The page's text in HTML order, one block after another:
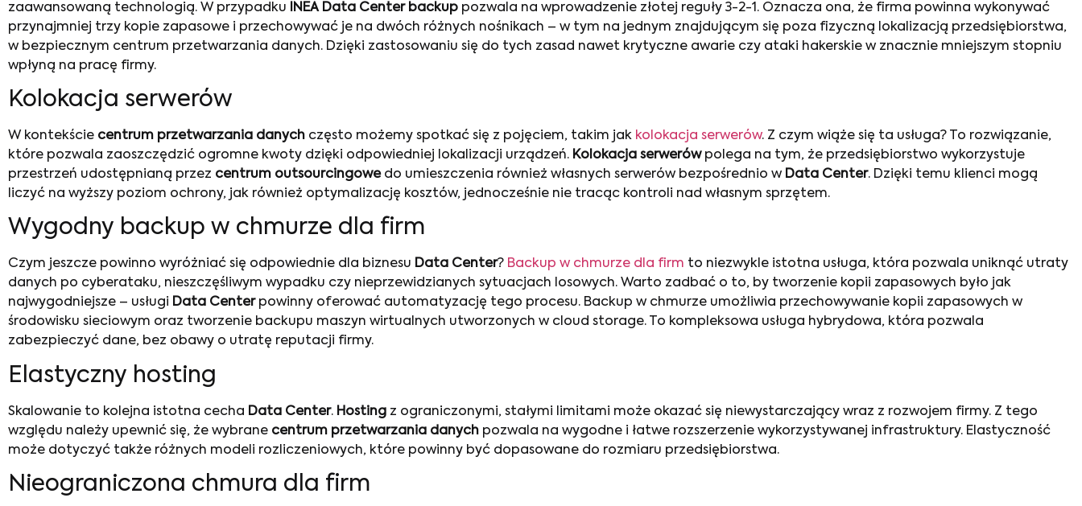
zaawansowaną technologią. W przypadku
INEA Data Center backup pozwala na wprowadzenie złotej reguły 3-2-1. Oznacza ona, że firma powinna wykonywać
przynajmniej trzy kopie zapasowe i przechowywać je na dwóch różnych nośnikach – w tym na jednym znajdującym się poza fizyczną lokalizacją przedsiębiorstwa,
w bezpiecznym centrum przetwarzania danych. Dzięki zastosowaniu się do tych zasad nawet krytyczne awarie czy ataki hakerskie w znacznie mniejszym stopniu
wpłyną na pracę firmy.
Kolokacja serwerów
W kontekście centrum przetwarzania danych często możemy spotkać się z pojęciem, takim jak kolokacja serwerów. Z czym wiąże się ta usługa? To rozwiązanie,
które pozwala zaoszczędzić ogromne kwoty dzięki odpowiedniej lokalizacji urządzeń. Kolokacja serwerówpolega na tym, że przedsiębiorstwo wykorzystuje
przestrzeń udostępnianą przez centrum outsourcingowedo umieszczenia również własnych serwerów bezpośrednio w Data Center. Dzięki temu klienci mogą
liczyć na wyższy poziom ochrony, jak również optymalizację kosztów, jednocześnie nie tracąc kontroli nad własnym sprzętem.
Wygodny backup w chmurze dla firm
Czym jeszcze powinno wyróżniać się odpowiednie dla biznesu Data Center? Backup w chmurze dla firm to niezwykle istotna usługa, która pozwala uniknąć utraty
danych po cyberataku, nieszczęśliwym wypadku czy nieprzewidzianych sytuacjach losowych. Warto zadbać o to, by tworzenie kopii zapasowych było jak
najwygodniejsze – usługi Data Centerpowinny oferować automatyzację tego procesu. Backup w chmurze umożliwia przechowywanie kopii zapasowych w
środowisku sieciowym oraz tworzenie backupu maszyn wirtualnych utworzonych w cloud storage. To kompleksowa usługa hybrydowa, która pozwala
zabezpieczyć dane, bez obawy o utratę reputacji firmy.
Elastyczny hosting
Skalowanie to kolejna istotna cecha Data Center. Hosting z ograniczonymi, stałymi limitami może okazać się niewystarczający wraz z rozwojem firmy. Z tego
względu należy upewnić się, że wybrane centrum przetwarzania danych pozwala na wygodne i łatwe rozszerzenie wykorzystywanej infrastruktury. Elastyczność
może dotyczyć także różnych modeli rozliczeniowych, które powinny być dopasowane do rozmiaru przedsiębiorstwa.
Nieograniczona chmura dla firm